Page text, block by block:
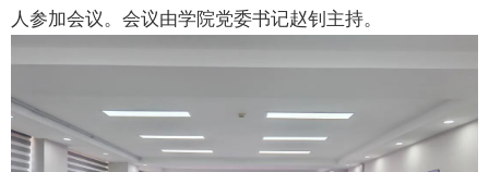
人参加会议。会议由学院党委书记赵钊主持。